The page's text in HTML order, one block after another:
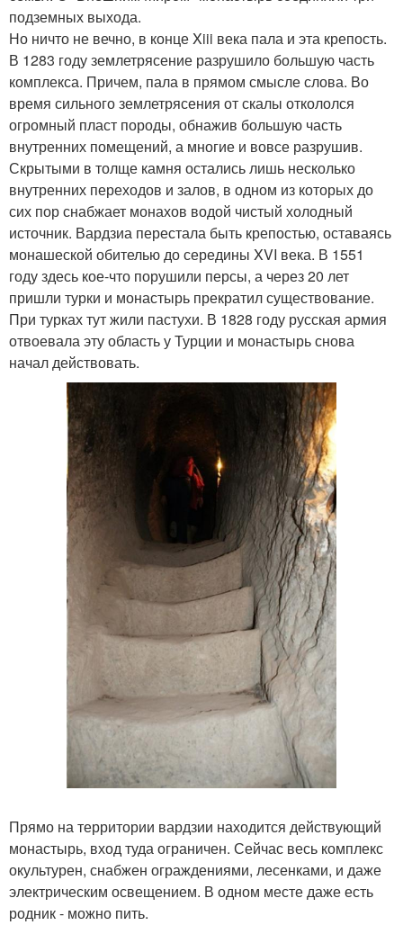
подземных выхода.
Но ничто не вечно, в конце Xiii века пала и эта крепость.
В 1283 году землетрясение разрушило большую часть
комплекса. Причем, пала в прямом смысле слова. Во
время сильного землетрясения от скалы откололся
огромный пласт породы, обнажив большую часть
внутренних помещений, а многие и вовсе разрушив.
Скрытыми в толще камня остались лишь несколько
внутренних переходов и залов, в одном из которых до
сих пор снабжает монахов водой чистый холодный
источник. Вардзиа перестала быть крепостью, оставаясь
монашеской обителью до середины XVI века. В 1551
году здесь кое-что порушили персы, а через 20 лет
пришли турки и монастырь прекратил существование.
При турках тут жили пастухи. В 1828 году русская армия
отвоевала эту область у Турции и монастырь снова
начал действовать.
Прямо на территории вардзии находится действующий
монастырь, вход туда ограничен. Сейчас весь комплекс
окультурен, снабжен ограждениями, лесенками, и даже
электрическим освещением. В одном месте даже есть
родник - можно пить.